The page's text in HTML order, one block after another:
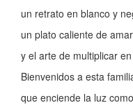
un retrato en blanco y
un plato caliente de
y el arte de multiplicar
Bienvenidos a esta
que enciende la luz